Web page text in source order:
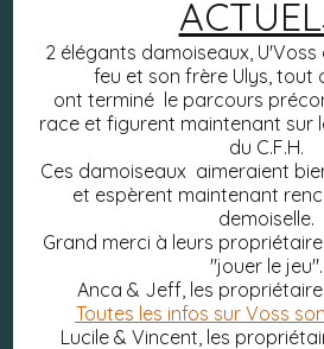
2 élégants damoiseaux,
feu et son frère Ulys, tout
ont terminé le parcours
race et figurent maintenant sur
du C.F.H.
Ces damoiseaux aimeraient
et espèrent maintenant
demoiselle.
Grand merci à leurs
"jouer le jeu".
Anca & Jeff, les
Toutes les infos sur Voss
Lucile & Vincent, les